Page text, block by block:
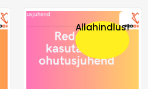
Allahindlus!